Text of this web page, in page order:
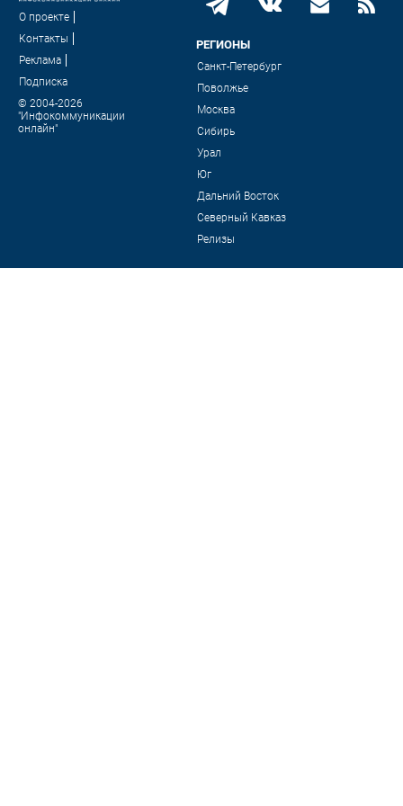
О проекте
Контакты
Реклама
Подписка
© 2004-2026
"Инфокоммуникации
онлайн"
РЕГИОНЫ
Санкт-Петербург
Поволжье
Москва
Сибирь
Урал
Юг
Дальний Восток
Северный Кавказ
Релизы